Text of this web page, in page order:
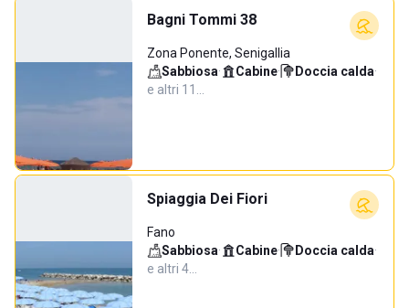
Bagni Tommi 38
Zona Ponente, Senigallia
Sabbiosa· Cabine· Doccia calda·
e altri 11…
Spiaggia Dei Fiori
Fano
Sabbiosa· Cabine· Doccia calda·
e altri 4…